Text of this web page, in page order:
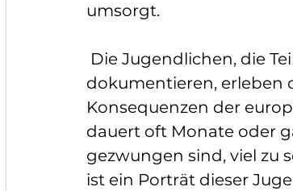
umsorgt.
Die Jugendlichen, die
dokumentieren, erleben
Konsequenzen der
dauert oft Monate oder
gezwungen sind, viel zu
ist ein Porträt dieser